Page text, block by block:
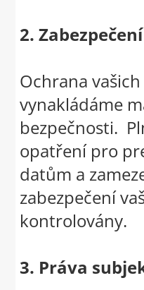
2.
Ochrana
vynakládáme
bezpečnosti.
opatření pro
datům a
zabezpečení
kontrolovány.
3. Práva